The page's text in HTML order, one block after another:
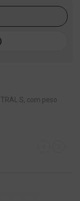
S, com peso